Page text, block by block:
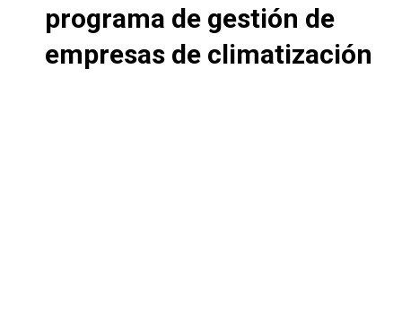
programa de gestión de
empresas de climatización